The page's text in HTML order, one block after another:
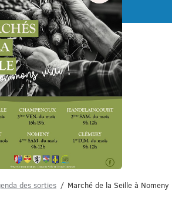
Menu
des sorties Marché de la Seille à Nomeny